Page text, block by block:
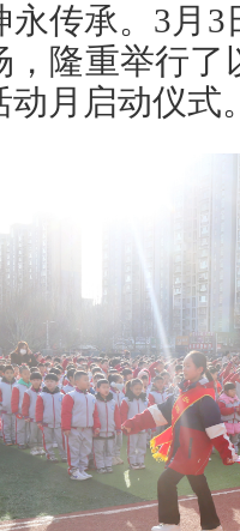
永传承。3月
，隆重举行了
月启动仪式。